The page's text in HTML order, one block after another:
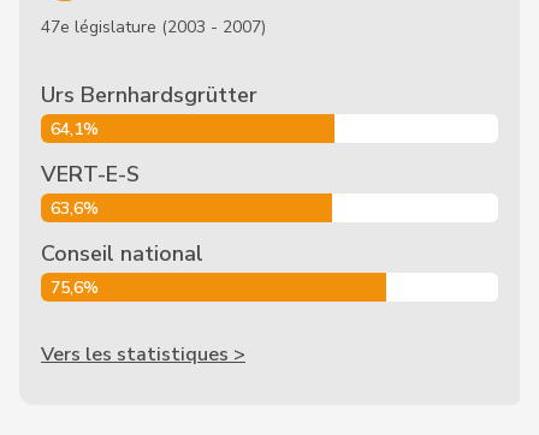
47e législature (2003 - 2007)
Urs Bernhardsgrütter
64,1%
VERT-E-S
63,6%
Conseil national
75,6%
Vers les statistiques >